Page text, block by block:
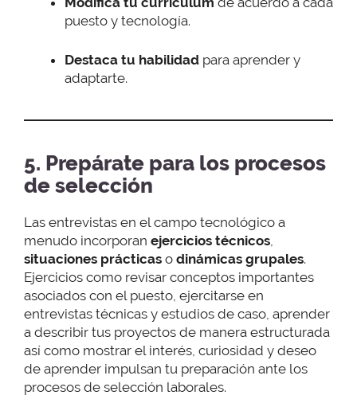
puesto y tecnología.
Destaca tu habilidad para aprender y
adaptarte.
5. Prepárate para los procesos
de selección
Las entrevistas en el campo tecnológico a
menudo incorporan ejercicios técnicos
situaciones prácticas o dinámicas grupales.
Ejercicios como revisar conceptos importantes
asociados con el puesto, ejercitarse en
entrevistas técnicas y estudios de caso, aprender
a describir tus proyectos de manera estructurada
así como mostrar el interés, curiosidad y deseo
de aprender impulsan tu preparación ante los
procesos de selección laborales.